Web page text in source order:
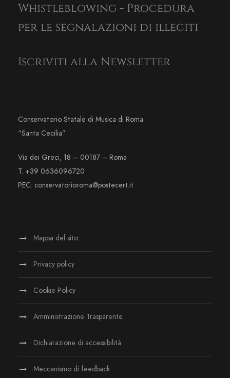
Whistleblowing - Procedura
per le segnalazioni di illeciti
Iscriviti alla Newsletter
Conservatorio Statale di Musica di Roma
“Santa Cecilia”
Via dei Greci, 18 – 00187 – Roma
T. +39 0636096720
PEC: conservatorioroma@postecert.it
Mappa del sito
Privacy policy
Cookie Policy
Amministrazione Trasparente
Dichiarazione di accessibilità
Meccanismo di feedback